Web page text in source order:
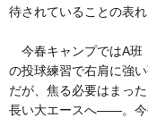
待されていることの表れ
今春キャンプではA班
の投球練習で右肩に強
だが、焦る必要はまっ
長い大エースへ――。今